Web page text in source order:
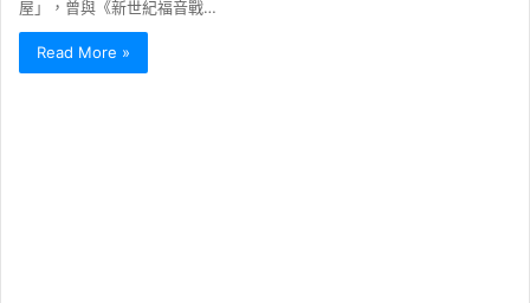
屋」，曾與《新世紀福音戰…
Read More »